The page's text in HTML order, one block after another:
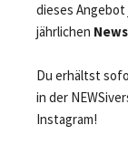
dieses
jährlichen
Du erhältst
in der
Instagram!